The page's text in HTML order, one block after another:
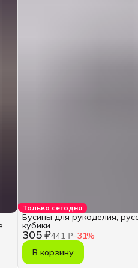
Только сегодня
305 ₽441 ₽−31%
Бусины для рукоделия,
кубики
В корзину